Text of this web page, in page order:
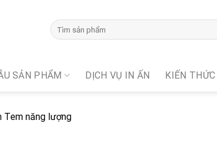
SẢN PHẨM DỊCH VỤ IN ẤN KIẾN THỨC
Tem năng lượng